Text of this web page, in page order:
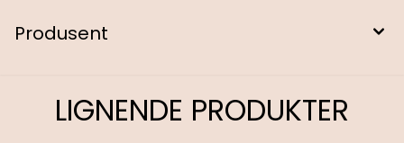
Produsent
LIGNENDE PRODUKTER